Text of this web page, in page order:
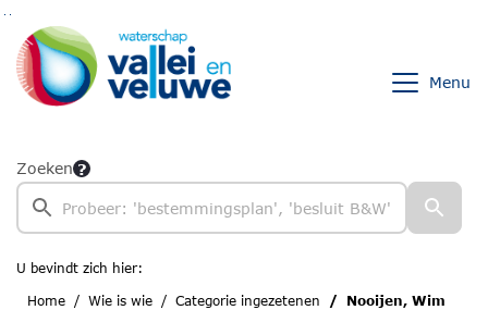
Ga naar de inhoud van deze pagina
Ga naar het zoeken
Ga naar het menu
Menu
Zoeken
U bevindt zich hier:
Home
Wie is wie Categorie ingezetenen Nooijen, Wim